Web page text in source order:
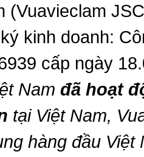
kinh doanh:
cấp ngày
Nam đã hoạt
tại Việt Nam,
hàng đầu Việt